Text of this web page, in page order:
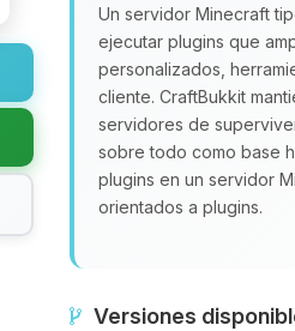
Un servidor Minecraft
ejecutar plugins que
personalizados,
cliente. CraftBukkit
servidores de
sobre todo como base
plugins en un servidor
orientados a plugins.
Versiones